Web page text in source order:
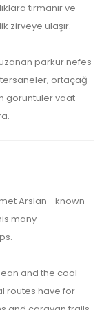
tırmanır ve
zirveye ulaşır.
parkur nefes
ortaçağ
görüntüler vaat
Arslan—known
many
and the cool
routes have for